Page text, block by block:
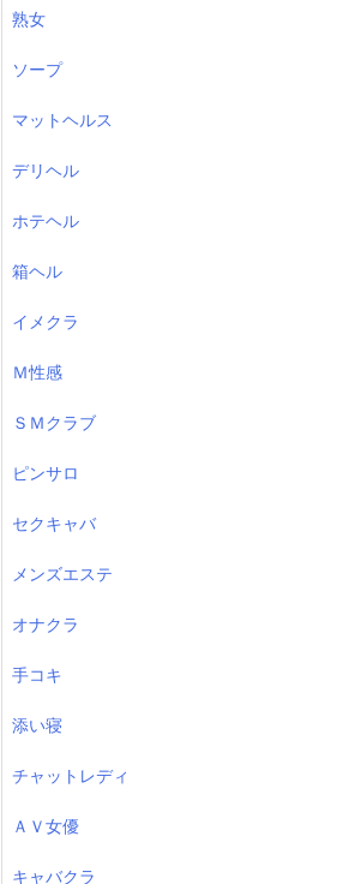
熟女
ソープ
マットヘルス
デリヘル
ホテヘル
箱ヘル
イメクラ
Ｍ性感
ＳＭクラブ
ピンサロ
セクキャバ
メンズエステ
オナクラ
手コキ
添い寝
チャットレディ
ＡＶ女優
キャバクラ